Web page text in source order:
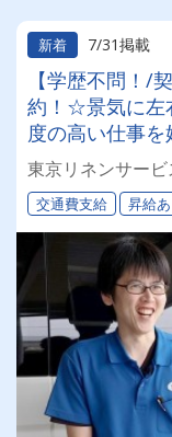
新着 7/31掲載
【学歴不問！/
約！☆景気に左
度の高い仕事
中！】☆正社員
別途支給◎
東京リネンサー
交通費支給 昇給あ